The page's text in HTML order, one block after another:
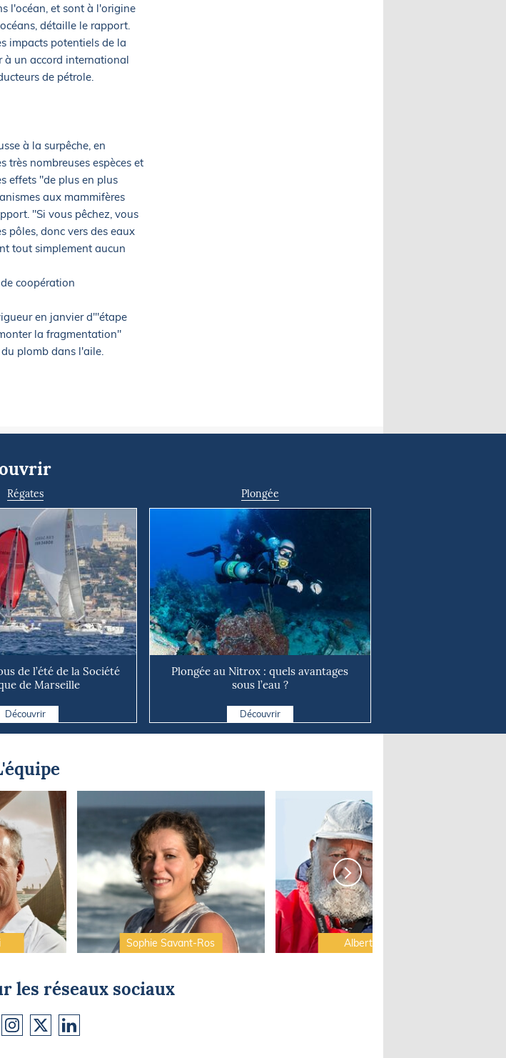
l'océan, et sont à l'origine
détaille le rapport.
impacts potentiels de la
à un accord international
de pétrole.
à la surpêche, en
très nombreuses espèces et
effets "de plus en plus
aux mammifères
"Si vous pêchez, vous
pôles, donc vers des eaux
tout simplement aucun
coopération
en janvier d'"étape
la fragmentation"
plomb dans l'aile.
Régates
de l’été de la Société
de Marseille
Découvrir
Plongée
Plongée au Nitrox : quels avantages
sous l’eau ?
Découvrir
Sophie Savant-Ros Albert Brel
les réseaux sociaux